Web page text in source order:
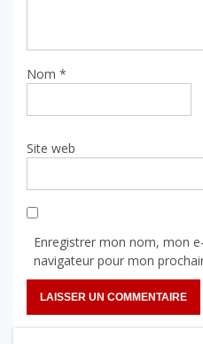
Nom *
Site web
Enregistrer mon nom, mon
navigateur pour mon